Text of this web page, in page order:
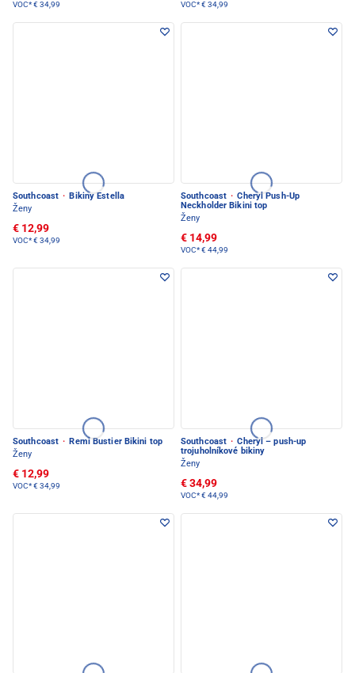
VOC*€ 34,99 VOC*€ 34,99
Southcoast · Bikiny Estella
Ženy
€ 12,99
VOC*€ 34,99
Southcoast · Cheryl Push-Up
Neckholder Bikini top
Ženy
€ 14,99
VOC*€ 44,99
Southcoast · Remi Bustier Bikini top
Ženy
€ 12,99
VOC*€ 34,99
Southcoast · Cheryl – push-up
trojuholníkové bikiny
Ženy
€ 34,99
VOC*€ 44,99